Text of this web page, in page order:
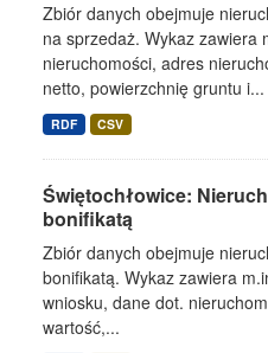
Zbiór danych obejmuje
na sprzedaż. Wykaz zawiera
nieruchomości, adres
netto, powierzchnię gruntu i...
RDF CSV
Świętochłowice:
bonifikatą
Zbiór danych obejmuje
bonifikatą. Wykaz zawiera
wniosku, dane dot.
wartość,...